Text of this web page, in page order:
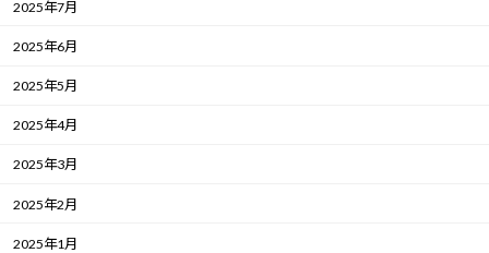
2025年7月
2025年6月
2025年5月
2025年4月
2025年3月
2025年2月
2025年1月